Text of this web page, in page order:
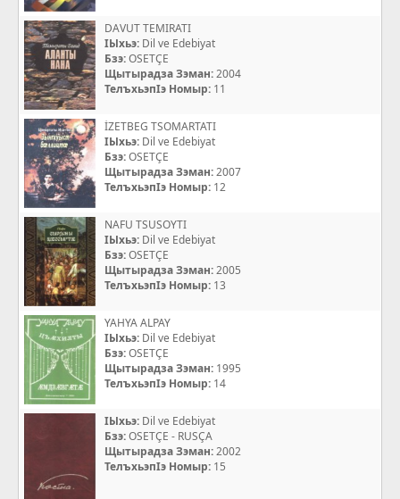
DAVUT TEMIRATI
IЫхьэ: Dil ve Edebiyat
Бзэ:OSETÇE
Щытырадза Зэман:2004
ТелъхьэпIэ Номыр: 11
İZETBEG TSOMARTATI
IЫхьэ: Dil ve Edebiyat
Бзэ:OSETÇE
Щытырадза Зэман:2007
ТелъхьэпIэ Номыр: 12
NAFU TSUSOYTI
IЫхьэ: Dil ve Edebiyat
Бзэ:OSETÇE
Щытырадза Зэман:2005
ТелъхьэпIэ Номыр: 13
YAHYA ALPAY
IЫхьэ: Dil ve Edebiyat
Бзэ:OSETÇE
Щытырадза Зэман: 1995
ТелъхьэпIэ Номыр: 14
IЫхьэ: Dil ve Edebiyat
Бзэ:OSETÇE - RUSÇA
Щытырадза Зэман:2002
ТелъхьэпIэ Номыр: 15